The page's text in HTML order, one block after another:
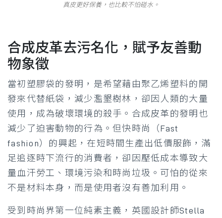
真皮更好保養，也比較不怕碰水。
合成皮革去污名化，賦予友善動
物象徵
當初塑膠袋的發明，是希望藉由聚乙烯塑料的開
發來代替紙袋，減少濫墾樹林，卻因人類的大量
使用，成為破壞環境的殺手。合成皮革的發明也
減少了迫害動物的行為。但快時尚（Fast
fashion）的興起，在短時間生產出低價服飾，滿
足追逐時下流行的消費者，卻因壓低成本導致大
量血汗勞工、環境污染和時尚垃圾。可怕的從來
不是材料本身，而是使用者沒有善加利用。
受到時尚界第一位純素主義，英國設計師Stella